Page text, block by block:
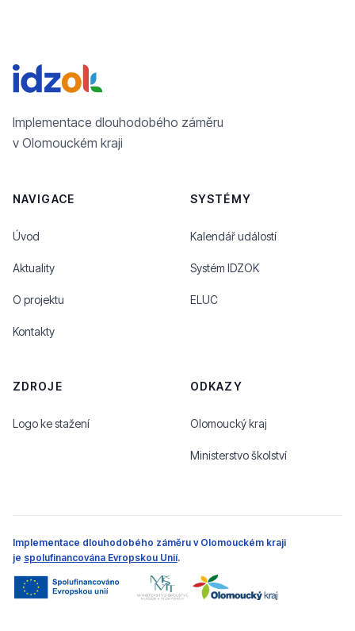
Implementace dlouhodobého záměru
v Olomouckém kraji
NAVIGACE
Úvod
Aktuality
O projektu
Kontakty
SYSTÉMY
Kalendář událostí
Systém IDZOK
ELUC
ZDROJE
Logo ke stažení
ODKAZY
Olomoucký kraj
Ministerstvo školství
Implementace dlouhodobého záměru v Olomouckém kraji
je spolufinancována Evropskou Unií.